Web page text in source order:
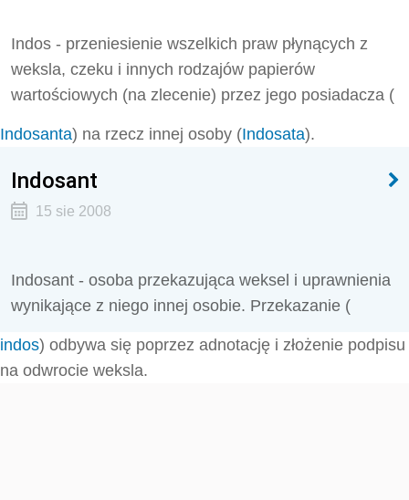
Indos - przeniesienie wszelkich praw płynących z
weksla, czeku i innych rodzajów papierów
wartościowych (na zlecenie) przez jego posiadacza (
Indosanta) na rzecz innej osoby (Indosata).
Indosant
15 sie 2008
Indosant - osoba przekazująca weksel i uprawnienia
wynikające z niego innej osobie. Przekazanie (
indos) odbywa się poprzez adnotację i złożenie podpisu
na odwrocie weksla.